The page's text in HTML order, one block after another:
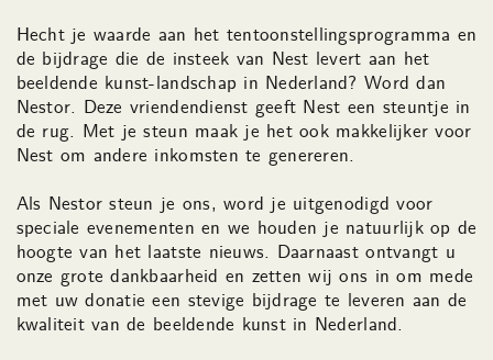
Hecht je waarde aan het tentoonstellingsprogramma en
de bijdrage die de insteek van Nest levert aan het
beeldende kunst-landschap in Nederland? Word dan
Nestor. Deze vriendendienst geeft Nest een steuntje in
de rug. Met je steun maak je het ook makkelijker voor
Nest om andere inkomsten te genereren.
Als Nestor steun je ons, word je uitgenodigd voor
speciale evenementen en we houden je natuurlijk op de
hoogte van het laatste nieuws. Daarnaast ontvangt u
onze grote dankbaarheid en zetten wij ons in om mede
met uw donatie een stevige bijdrage te leveren aan de
kwaliteit van de beeldende kunst in Nederland.